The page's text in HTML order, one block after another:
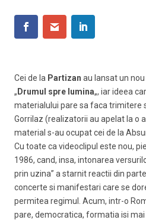
Cei de la Partizan au lansat un
„ Drumul spre lumina„, iar ideea
materialului pare sa faca trimitere
Gorrilaz (realizatorii au apelat la o
material s-au ocupat cei de la
Cu toate ca videoclipul este nou,
1986, cand, insa, intonarea
prin uzina” a starnit reactii din
concerte si manifestari care se
permitea regimul. Acum, intr-o
pare, democratica, formatia isi mai